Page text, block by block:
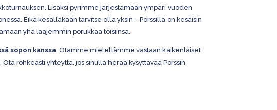
Lisäksi pyrimme järjestämään ympäri vuoden
Eikä kesälläkään tarvitse olla yksin – Pörssillä on kesäisin
yhä laajemmin porukkaa toisiinsa.
sopon kanssa . Otamme mielellämme vastaan kaikenlaiset
rohkeasti yhteyttä, jos sinulla herää kysyttävää Pörssin